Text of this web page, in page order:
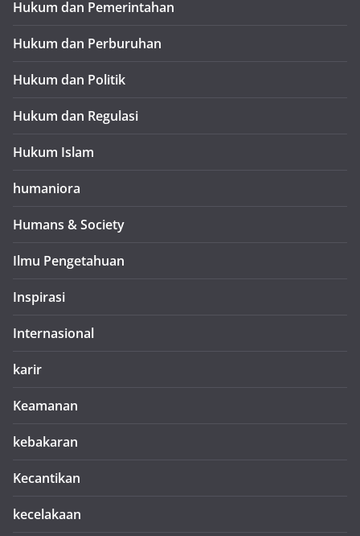
Hukum dan Pemerintahan
Hukum dan Perburuhan
Hukum dan Politik
Hukum dan Regulasi
Hukum Islam
humaniora
Humans & Society
Ilmu Pengetahuan
Inspirasi
Internasional
karir
Keamanan
kebakaran
Kecantikan
kecelakaan